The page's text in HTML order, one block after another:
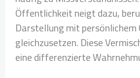
Öffentlichkeit neigt dazu,
Darstellung mit
gleichzusetzen. Diese
eine differenzierte